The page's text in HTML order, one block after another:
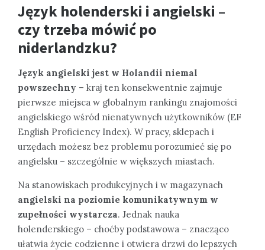
Język holenderski i angielski –
czy trzeba mówić po
niderlandzku?
Język angielski jest w Holandii niemal
powszechny – kraj ten konsekwentnie zajmuje
pierwsze miejsca w globalnym rankingu znajomości
angielskiego wśród nienatywnych użytkowników (EF
English Proficiency Index). W pracy, sklepach i
urzędach możesz bez problemu porozumieć się po
angielsku – szczególnie w większych miastach.
Na stanowiskach produkcyjnych i w magazynach
angielski na poziomie komunikatywnym w
zupełności wystarcza. Jednak nauka
holenderskiego – choćby podstawowa – znacząco
ułatwia życie codzienne i otwiera drzwi do lepszych